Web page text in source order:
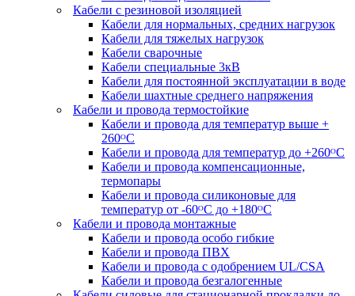
Кабели с резиновой изоляцией
Кабели для нормальных, средних нагрузок
Кабели для тяжелых нагрузок
Кабели сварочные
Кабели специальные 3кВ
Кабели для постоянной эксплуатации в воде
Кабели шахтные среднего напряжения
Кабели и провода термостойкие
Кабели и провода для температур выше +
260ᴼС
Кабели и провода для температур до +260ᴼС
Кабели и провода компенсационные,
термопары
Кабели и провода силиконовые для
температур от -60ᴼC до +180ᴼС
Кабели и провода монтажные
Кабели и провода особо гибкие
Кабели и провода ПВХ
Кабели и провода с одобрением UL/CSA
Кабели и провода безгалогенные